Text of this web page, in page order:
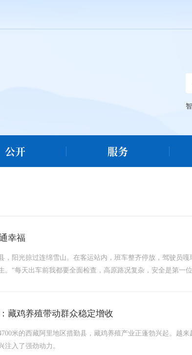
公开 服务
幸福
，阳光掠过连绵雪山。在客运站内，班车整齐停放，驾驶员
。“每天出车前我都要全面检查，高原路况复杂，安全是第一
藏鸡养殖带动群众稳定增收
米的西藏阿里地区措勤县，藏鸡养殖产业正蓬勃兴起。越
注入了强劲动力。